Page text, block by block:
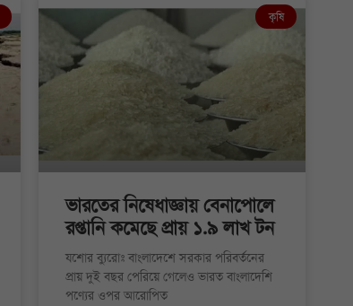
কৃষি
ভারতের নিষেধাজ্ঞায় বেনাপোলে
রপ্তানি কমেছে প্রায় ১.৯ লাখ টন
যশোর ব্যুরোঃ বাংলাদেশে সরকার পরিবর্তনের
প্রায় দুই বছর পেরিয়ে গেলেও ভারত বাংলাদেশি
পণ্যের ওপর আরোপিত